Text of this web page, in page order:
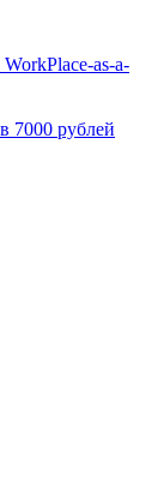
as-a-
7000 рублей